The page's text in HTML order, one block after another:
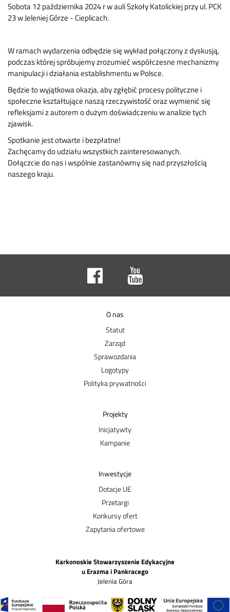
Sobota 12 października 2024 r w auli Szkoły Katolickiej przy ul. PCK
23 w Jeleniej Górze - Cieplicach.
W ramach wydarzenia odbędzie się wykład połączony z dyskusją,
podczas której spróbujemy zrozumieć współczesne mechanizmy
manipulacji i działania establishmentu w Polsce.
Będzie to wyjątkowa okazja, aby zgłębić procesy polityczne i
społeczne kształtujące naszą rzeczywistość oraz wymienić się
refleksjami z autorem o dużym doświadczeniu w analizie tych
zjawisk.
Spotkanie jest otwarte i bezpłatne!
Zachęcamy do udziału wszystkich zainteresowanych.
Dołączcie do nas i wspólnie zastanówmy się nad przyszłością
naszego kraju.
O nas
Statut
Zarząd
Sprawozdania
Logotypy
Polityka prywatności
Projekty
Inicjatywty
Kampanie
Inwestycje
Dotacje UE
Przetargi
Konkursy ofert
Zapytania ofertowe
Karkonoskie Stowarzyszenie Edykacyjne
u Erazma i Pankracego
Jelenia Góra